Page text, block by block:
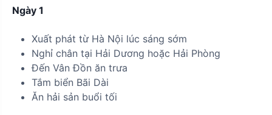
Ngày 1
Xuất phát từ Hà Nội lúc sáng sớm
Nghỉ chân tại Hải Dương hoặc Hải Phòng
Đến Vân Đồn ăn trưa
Tắm biển Bãi Dài
Ăn hải sản buổi tối